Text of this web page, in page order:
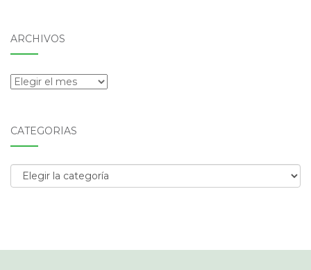
ARCHIVOS
Archivos
CATEGORÍAS
Categorías